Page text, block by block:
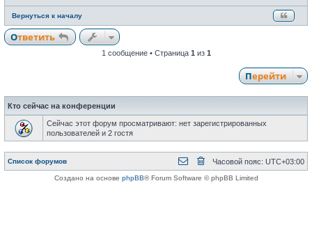
и
Вернуться к началу
Ответить
1 сообщение • Страница 1 из 1
Перейти
Кто сейчас на конференции
Сейчас этот форум просматривают: нет зарегистрированных
пользователей и 2 гостя
Список форумов Часовой пояс: UTC+03:00
Создано на основе phpBB® Forum Software © phpBB Limited